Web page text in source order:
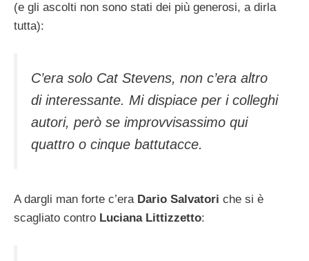
(e gli ascolti non sono stati dei più generosi, a dirla
tutta):
C’era solo Cat Stevens, non c’era altro
di interessante. Mi dispiace per i colleghi
autori, però se improvvisassimo qui
quattro o cinque battutacce.
A dargli man forte c’era Dario Salvatori che si è
scagliato contro Luciana Littizzetto: